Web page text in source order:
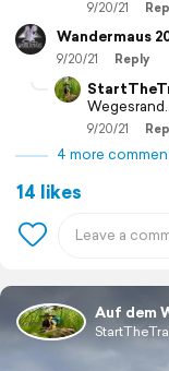
9/20/21
Wandermaus
9/20/21 Reply
9/20/21
4 more
14 likes
Auf dem